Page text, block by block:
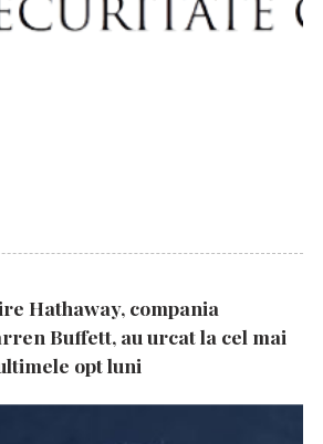
Hathaway, compania
Buffett, au urcat la cel mai
opt luni